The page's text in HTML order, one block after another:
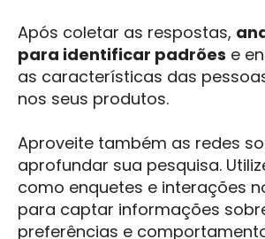
Após coletar as respostas,
para identificar padrões e
as características das
nos seus produtos.
Aproveite também as redes
aprofundar sua pesquisa.
como enquetes e interações
para captar informações
preferências e